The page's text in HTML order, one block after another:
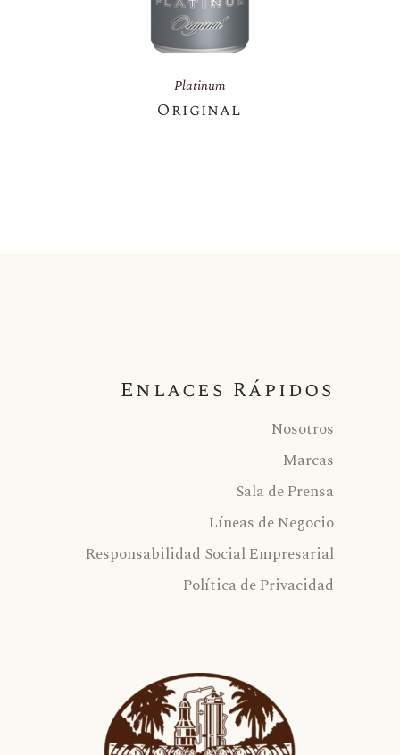
Platinum
Original
Enlaces Rápidos
Nosotros
Marcas
Sala de Prensa
Líneas de Negocio
Responsabilidad Social Empresarial
Política de Privacidad